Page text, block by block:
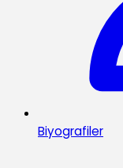
Biyografiler